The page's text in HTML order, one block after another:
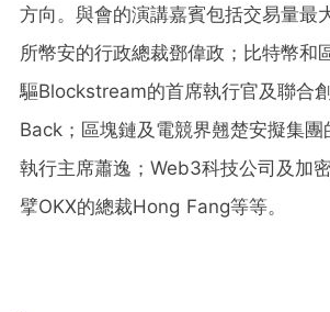
方向。與會的演講嘉賓包括交易量最
所幣安的行政總裁鄧偉政；比特幣和
驅Blockstream的首席執行官及聯合
Back；區塊鏈及電競界翹楚安擬集團
執行主席蕭逸；Web3科技公司及加
擘OKX的總裁Hong Fang等等。